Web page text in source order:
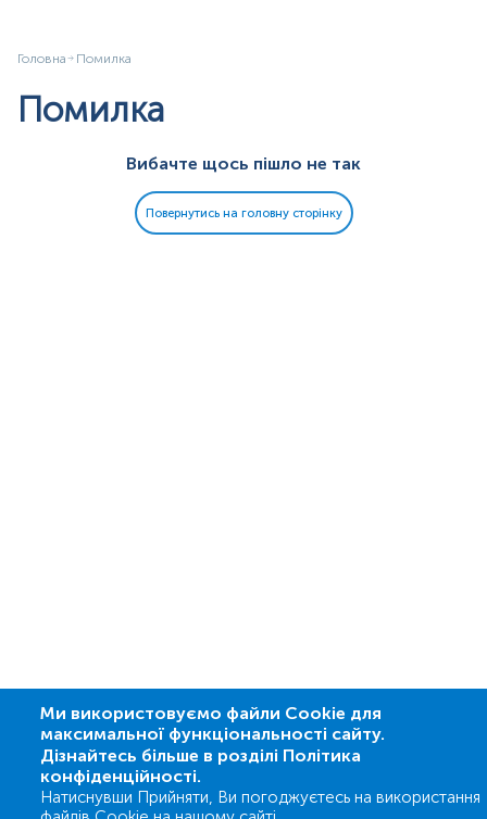
Головна Помилка
Помилка
Вибачте щось пішло не так
Повернутись на головну сторінку
Ми використовуємо файли Cookie для
максимальної функціональності сайту.
Дізнайтесь більше в розділі Політика
конфіденційності.
Натиснувши Прийняти, Ви погоджуєтесь на використання